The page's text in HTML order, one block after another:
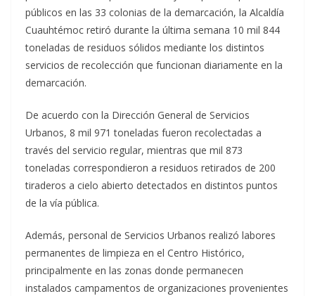
públicos en las 33 colonias de la demarcación, la Alcaldía
Cuauhtémoc retiró durante la última semana 10 mil 844
toneladas de residuos sólidos mediante los distintos
servicios de recolección que funcionan diariamente en la
demarcación.
De acuerdo con la Dirección General de Servicios
Urbanos, 8 mil 971 toneladas fueron recolectadas a
través del servicio regular, mientras que mil 873
toneladas correspondieron a residuos retirados de 200
tiraderos a cielo abierto detectados en distintos puntos
de la vía pública.
Además, personal de Servicios Urbanos realizó labores
permanentes de limpieza en el Centro Histórico,
principalmente en las zonas donde permanecen
instalados campamentos de organizaciones provenientes